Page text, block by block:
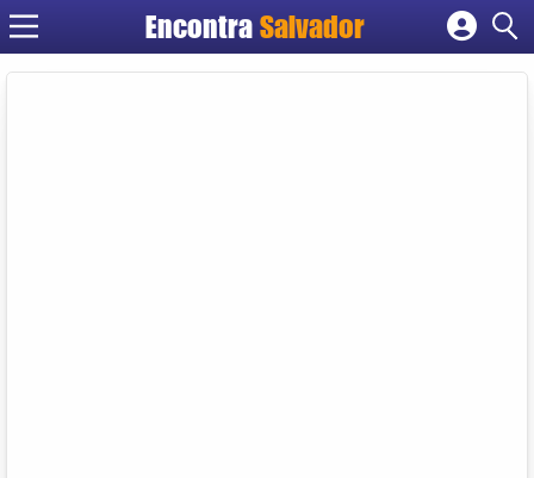
EncontraSalvador
Cadastrar empresa